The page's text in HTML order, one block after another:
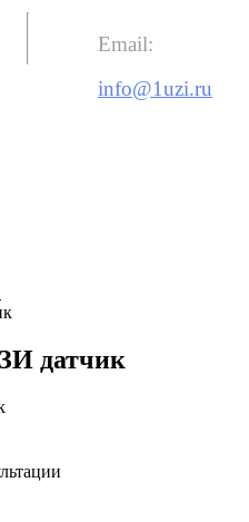
Email:
info@1uzi.ru
датчик